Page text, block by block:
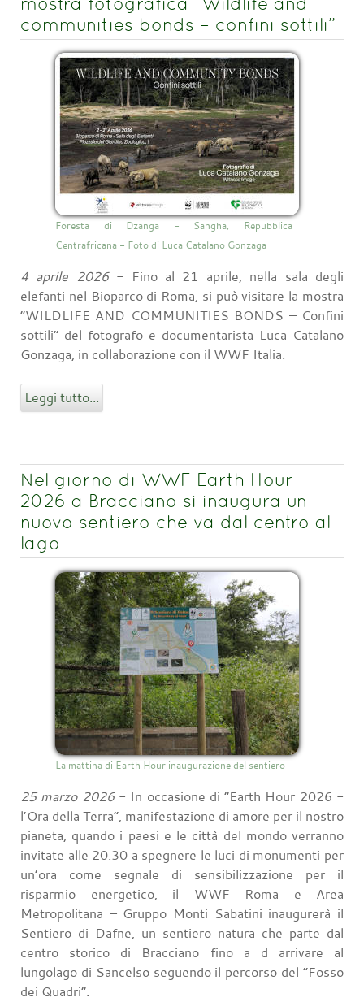
communities bonds – confini sottili”
Foresta di Dzanga - Sangha, Repubblica
Centrafricana - Foto di Luca Catalano Gonzaga
4 aprile 2026- Fino al 21 aprile, nella sala degli
elefanti nel Bioparco di Roma, si può visitare la mostra
“WILDLIFE AND COMMUNITIES BONDS – Confini
sottili” del fotografo e documentarista Luca Catalano
Gonzaga, in collaborazione con il WWF Italia.
Leggi tutto...
Nel giorno di WWF Earth Hour
2026 a Bracciano si inaugura un
nuovo sentiero che va dal centro al
lago
La mattina di Earth Hour inaugurazione del sentiero
25 marzo 2026- In occasione di “Earth Hour 2026 -
l’Ora della Terra”, manifestazione di amore per il nostro
pianeta, quando i paesi e le città del mondo verranno
invitate alle 20.30 a spegnere le luci di monumenti per
un’ora come segnale di sensibilizzazione per il
risparmio energetico, il WWF Roma e Area
Metropolitana – Gruppo Monti Sabatini inaugurerà il
Sentiero di Dafne, un sentiero natura che parte dal
centro storico di Bracciano fino a d arrivare al
lungolago di Sancelso seguendo il percorso del “Fosso
dei Quadri”.